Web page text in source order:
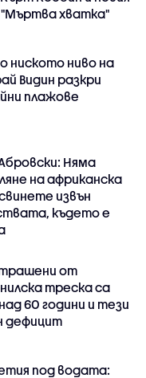
хватка"
ниското ниво на
Видин разкри
плажове
Няма
на африканска
извън
където е
от
треска са
60 години и тези
дефицит
под водата: